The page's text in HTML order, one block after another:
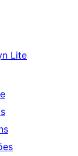
Lite